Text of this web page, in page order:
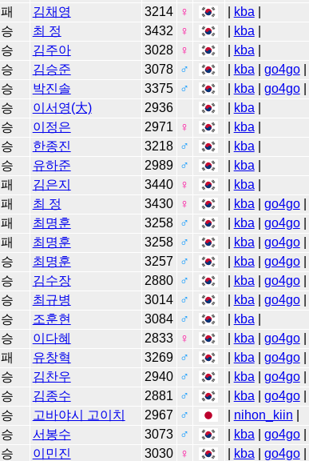
패 김채영 3214 ♀ kba
승 최 정 3432 ♀ kba
승 김주아 3028 ♀ kba
승 김승준 3078 ♂ kba go4go|
승 박진솔 3375 ♂ kba go4go|
승 이서영(大) 2936 kba
승 이정은 2971 ♀ kba
승 한종진 3218 ♂ kba
승 유하준 2989 ♂ kba
패 김은지 3440 ♀ kba
패 최 정 3430 ♀ kba go4go|
패 최명훈 3258 ♂ kba go4go|
패 최명훈 3258 ♂ kba go4go|
승 최명훈 3257 ♂ kba go4go|
승 김수장 2880 ♂ kba go4go|
승 최규병 3014 ♂ kba go4go|
승 조훈현 3084 ♂ kba
승 이다혜 2833 ♀ kba go4go|
패 유창혁 3269 ♂ kba go4go|
승 김찬우 2940 ♂ kba go4go|
승 김종수 2881 ♂ kba go4go|
승 고바야시 고이치 2967 ♂ nihon_kiin
승 서봉수 3073 ♂ kba go4go|
승 이민진 3030 ♀ kba go4go|